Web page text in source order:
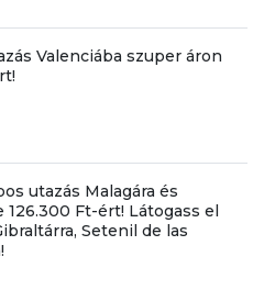
Valenciába szuper áron
utazás Malagára és
126.300 Ft-ért! Látogass el
Setenil de las